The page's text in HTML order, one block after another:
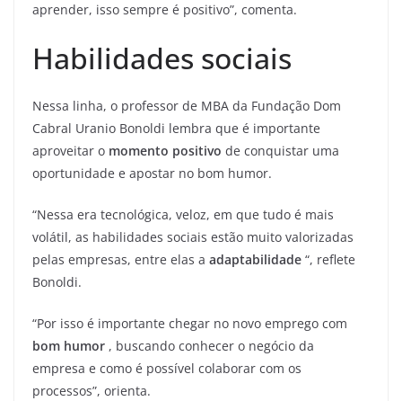
aprender, isso sempre é positivo”, comenta.
Habilidades sociais
Nessa linha, o professor de MBA da Fundação Dom
Cabral Uranio Bonoldi lembra que é importante
aproveitar o momento positivo de conquistar uma
oportunidade e apostar no bom humor.
“Nessa era tecnológica, veloz, em que tudo é mais
volátil, as habilidades sociais estão muito valorizadas
pelas empresas, entre elas a adaptabilidade “, reflete
Bonoldi.
“Por isso é importante chegar no novo emprego com
bom humor , buscando conhecer o negócio da
empresa e como é possível colaborar com os
processos”, orienta.